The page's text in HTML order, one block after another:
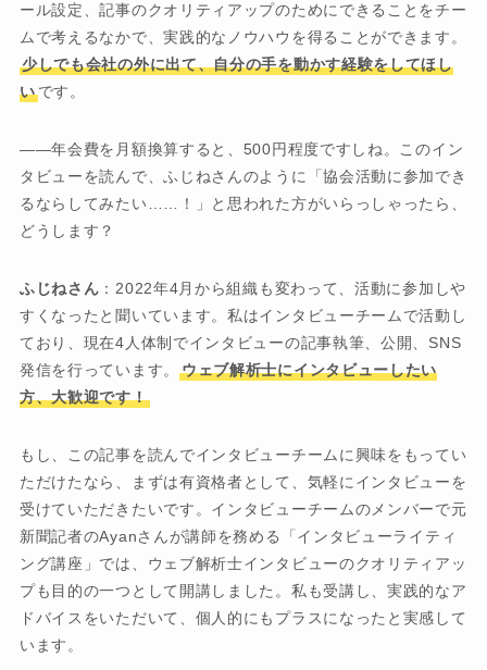
ール設定、記事のクオリティアップのためにできることをチー
ムで考えるなかで、実践的なノウハウを得ることができます。
少しでも会社の外に出て、自分の手を動かす経験をしてほし
いです。
――年会費を月額換算すると、500円程度ですしね。このイン
タビューを読んで、ふじねさんのように「協会活動に参加でき
るならしてみたい……！」と思われた方がいらっしゃったら、
どうします？
ふじねさん ：2022年4月から組織も変わって、活動に参加しや
すくなったと聞いています。私はインタビューチームで活動し
ており、現在4人体制でインタビューの記事執筆、公開、SNS
発信を行っています。
ウェブ解析士にインタビューしたい
方、大歓迎です！
もし、この記事を読んでインタビューチームに興味をもってい
ただけたなら、まずは有資格者として、気軽にインタビューを
受けていただきたいです。インタビューチームのメンバーで元
新聞記者のAyanさんが講師を務める「インタビューライティ
ング講座」では、ウェブ解析士インタビューのクオリティアッ
プも目的の一つとして開講しました。私も受講し、実践的なア
ドバイスをいただいて、個人的にもプラスになったと実感して
います。